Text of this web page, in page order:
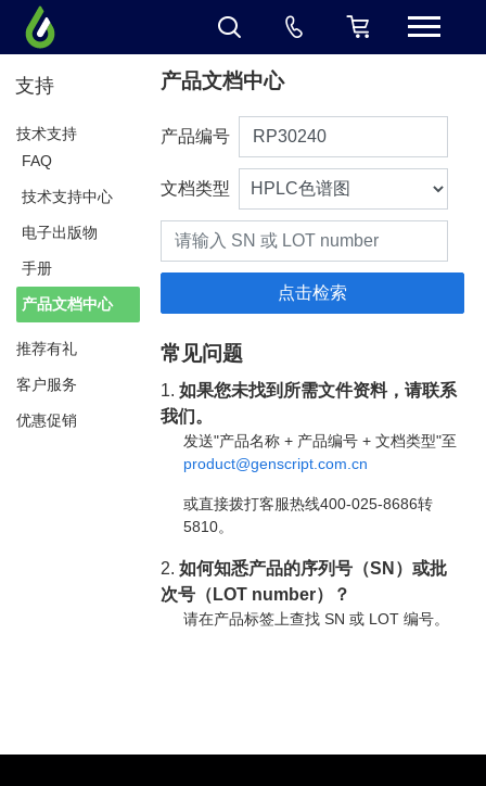
支持
技术支持
FAQ
技术支持中心
电子出版物
手册
产品文档中心
推荐有礼
客户服务
优惠促销
产品文档中心
产品编号
文档类型
常见问题
1.如果您未找到所需文件资料，请联系
我们。
发送"产品名称 + 产品编号 + 文档类型"至
product@genscript.com.cn
或直接拨打客服热线400-025-8686转
5810。
2.如何知悉产品的序列号（SN）或批
次号（LOT number）？
请在产品标签上查找 SN 或 LOT 编号。